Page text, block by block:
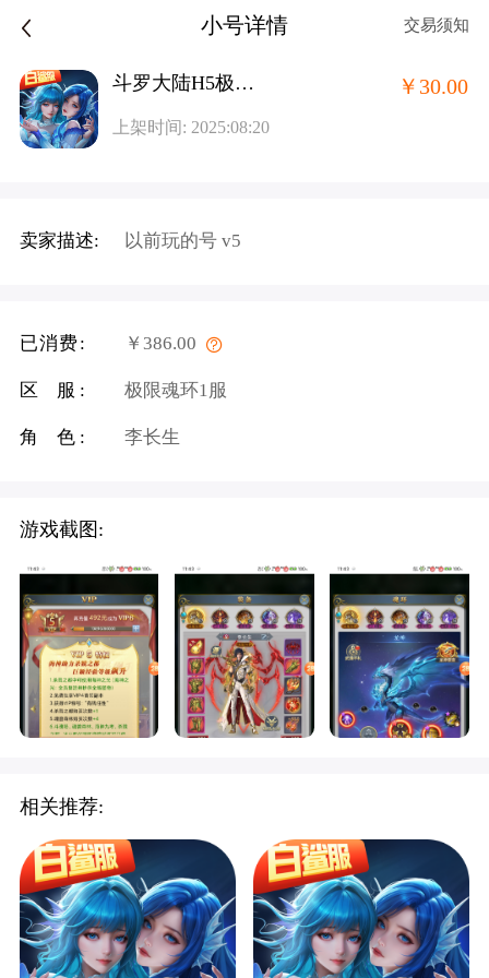
小号详情 交易须知
斗罗大陆H5极速版旧版-魂环服
上架时间: 2025:08:20
￥30.00
卖家描述: 以前玩的号 v5
已消费: ￥386.00
区 服: 极限魂环1服
角 色: 李长生
游戏截图:
相关推荐: